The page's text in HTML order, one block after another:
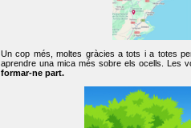
Un cop més, moltes gràcies a tots i a totes
aprendre una mica més sobre els ocells. Les
formar-ne part.